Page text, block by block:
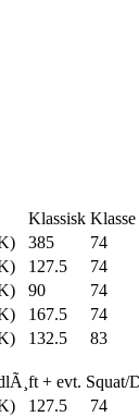
Klassisk Klasse
385 74
127.5 74
90 74
167.5 74
132.5 83
+ evt. Squat/
127.5 74